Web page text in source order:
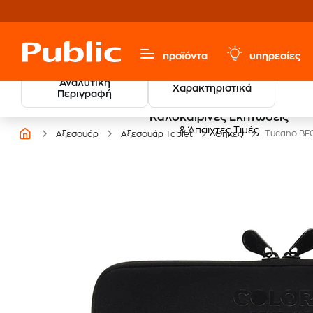
προϊόντα υπηρεσίες
Αναλυτική
Περιγραφή
Χαρακτηριστικά
Καλοκαιρινές Εκπτώσεις
& Άπαιχτες Τιμές
Αξεσουάρ Αξεσουάρ Tablet Θήκες Tucano